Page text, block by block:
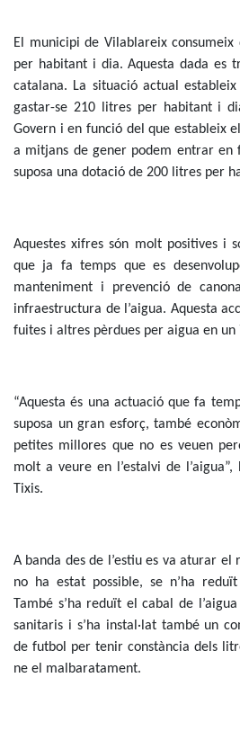
El municipi de Vilablareix
per habitant i dia. Aquesta dada es
catalana. La situació actual
gastar-se 210 litres per habitant i
Govern i en funció del que estableix
a mitjans de gener podem entrar en
suposa una dotació de 200 litres per
Aquestes xifres són molt positives i
que ja fa temps que es
manteniment i prevenció de
infraestructura de l’aigua. Aquesta
fuites i altres pèrdues per aigua en un
“Aquesta és una actuació que fa
suposa un gran esforç, també
petites millores que no es veuen
molt a veure en l’estalvi de
Tixis.
A banda des de l’estiu es va aturar
no ha estat possible, se n’ha
També s’ha reduït el cabal de
sanitaris i s’ha instal·lat també un
de futbol per tenir constància dels
ne el malbaratament.